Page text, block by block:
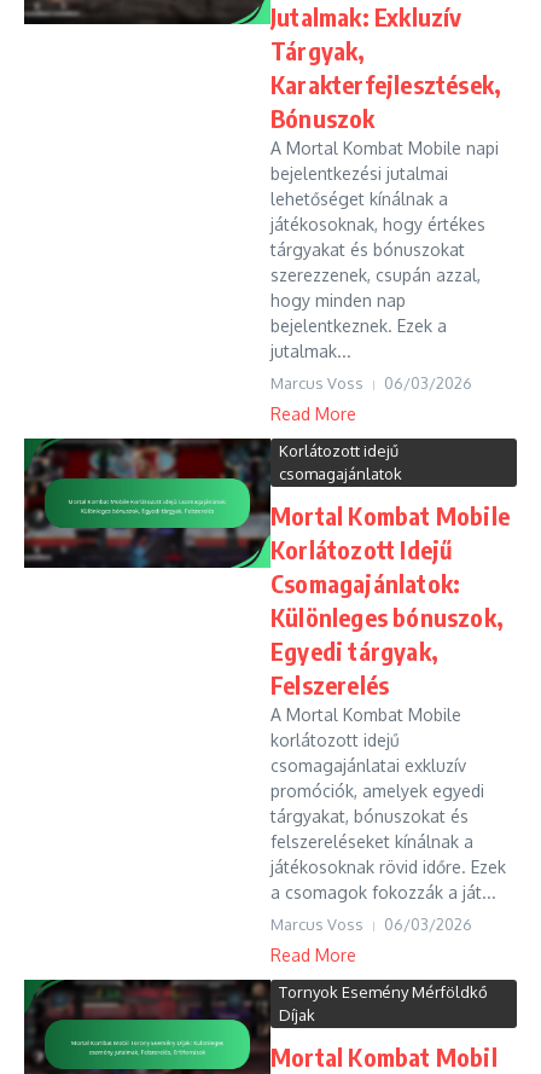
Jutalmak: Exkluzív
Tárgyak,
Karakterfejlesztések,
Bónuszok
A Mortal Kombat Mobile napi
bejelentkezési jutalmai
lehetőséget kínálnak a
játékosoknak, hogy értékes
tárgyakat és bónuszokat
szerezzenek, csupán azzal,
hogy minden nap
bejelentkeznek. Ezek a
jutalmak...
Marcus Voss 06/03/2026
Read More
Korlátozott idejű
csomagajánlatok
Mortal Kombat Mobile
Korlátozott Idejű
Csomagajánlatok:
Különleges bónuszok,
Egyedi tárgyak,
Felszerelés
A Mortal Kombat Mobile
korlátozott idejű
csomagajánlatai exkluzív
promóciók, amelyek egyedi
tárgyakat, bónuszokat és
felszereléseket kínálnak a
játékosoknak rövid időre. Ezek
a csomagok fokozzák a ját...
Marcus Voss 06/03/2026
Read More
Tornyok Esemény Mérföldkő
Díjak
Mortal Kombat Mobil